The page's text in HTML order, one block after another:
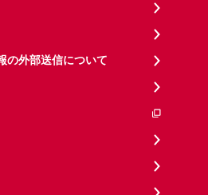
の外部送信について